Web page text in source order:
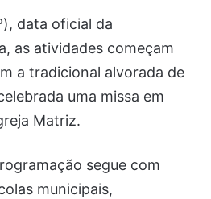
data oficial da
as atividades começam
a tradicional alvorada de
uma missa em
Matriz.
segue com
municipais,